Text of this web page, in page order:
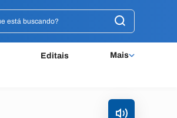
Editais Mais